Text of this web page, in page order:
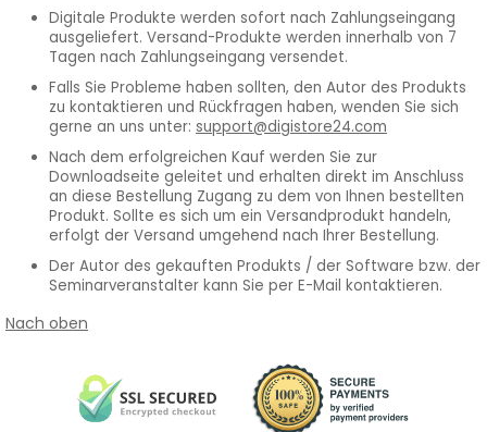
Digitale Produkte werden sofort nach Zahlungseingang
ausgeliefert. Versand-Produkte werden innerhalb von 7
Tagen nach Zahlungseingang versendet.
Falls Sie Probleme haben sollten, den Autor des Produkts
zu kontaktieren und Rückfragen haben, wenden Sie sich
gerne an uns unter: support@digistore24.com
Nach dem erfolgreichen Kauf werden Sie zur
Downloadseite geleitet und erhalten direkt im Anschluss
an diese Bestellung Zugang zu dem von Ihnen bestellten
Produkt. Sollte es sich um ein Versandprodukt handeln,
erfolgt der Versand umgehend nach Ihrer Bestellung.
Der Autor des gekauften Produkts / der Software bzw. der
Seminarveranstalter kann Sie per E-Mail kontaktieren.
Nach oben